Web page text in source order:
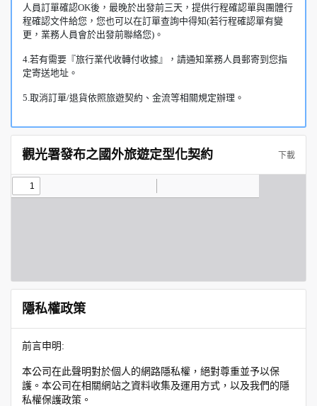
人員訂單確認OK後，最晚於出發前三天，提供行程確認單與團體行
程確認文件給您，您也可以在訂單查詢中得知(若行程確認單有變
更，業務人員會於出發前聯絡您)。
4.若有需要『旅行業代收轉付收據』，請通知業務人員郵寄到您指
定寄送地址。
5.取消訂單/退貨依照旅遊契約、金流等相關規定辦理。
觀光署發布之國外旅遊定型化契約 下載
隱私權政策
前言申明:
本公司在此聲明對於個人的網路隱私權，絕對尊重並予以保
護。本公司在相關網站之資料收集及運用方式，以及我們的隱
私權保護政策。